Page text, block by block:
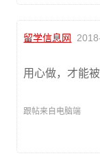
留学信息网
用心做，才能
跟帖来自电脑端